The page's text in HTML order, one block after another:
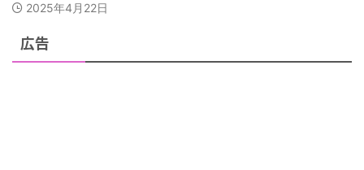
2025年4月22日
広告